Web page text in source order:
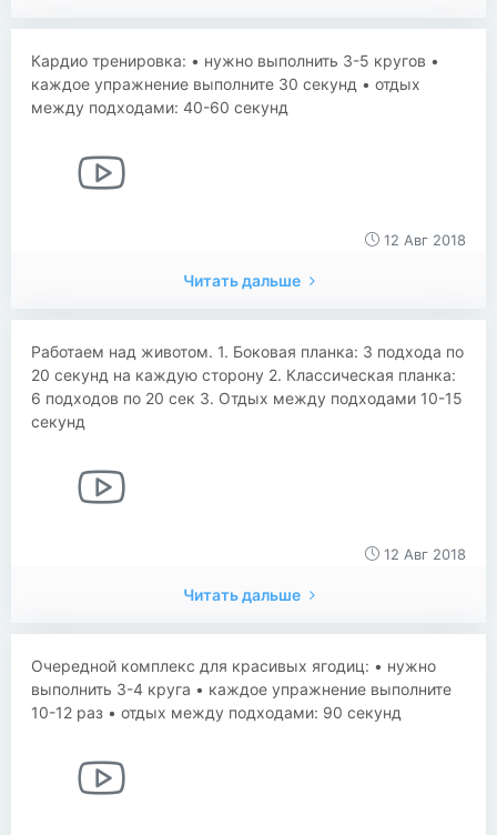
Кардио тренировка: • нужно выполнить 3-5 кругов •
каждое упражнение выполните 30 секунд • отдых
между подходами: 40-60 секунд
12 Авг 2018
Читать дальше
Работаем над животом. 1. Боковая планка: 3 подхода по
20 секунд на каждую сторону 2. Классическая планка:
6 подходов по 20 сек 3. Отдых между подходами 10-15
секунд
12 Авг 2018
Читать дальше
Очередной комплекс для красивых ягодиц: • нужно
выполнить 3-4 круга • каждое упражнение выполните
10-12 раз • отдых между подходами: 90 секунд